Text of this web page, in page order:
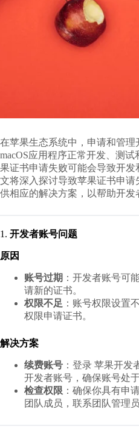
在苹果生态系统中，申请和管理
macOS应用程序正常开发、测
果证书申请失败可能会导致开发
文将深入探讨导致苹果证书申请
供相应的解决方案，以帮助开发
1. 开发者账号问题
原因
账号过期 ：开发者账号可
请新的证书。
权限不足 ：账号权限设置
权限申请证书。
解决方案
续费账号 ：登录 苹果开发
开发者账号，确保账号处
检查权限 ：确保你具有申
团队成员，联系团队管理